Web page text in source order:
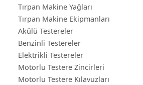
Tırpan Makine Yağları
Tırpan Makine Ekipmanları
Akülü Testereler
Benzinli Testereler
Elektrikli Testereler
Motorlu Testere Zincirleri
Motorlu Testere Kılavuzları